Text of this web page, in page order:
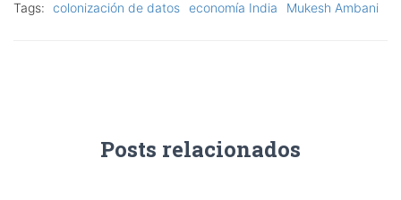
Tags: colonización de datos economía India Mukesh Ambani
Posts relacionados